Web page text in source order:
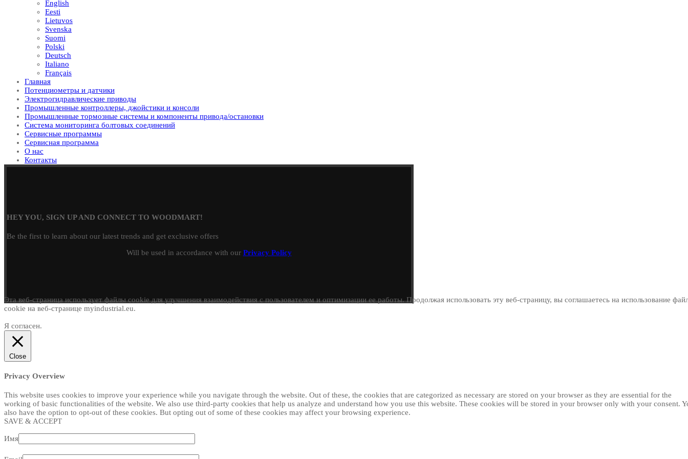
English
Eesti
Lietuvos
Svenska
Suomi
Polski
Deutsch
Italiano
Français
Главная
Потенциометры и датчики
Электрогидравлические приводы
Промышленные контроллеры, джойстики и консоли
Промышленные тормозные системы и компоненты привода/остановки
Система мониторинга болтовых соединений
Сервисные программы
Сервисная программа
О нас
Контакты
HEY YOU, SIGN UP AND CONNECT TO WOODMART!
Be the first to learn about our latest trends and get exclusive offers
Will be used in accordance with our Privacy Policy
Эта веб-страница использует файлы cookie для улучшения взаимодействия с пользователем и оптимизации ее работы. Продолжая использовать эту веб-страницу, вы соглашаетесь на использование
cookie на веб-странице myindustrial.eu.
Я согласен.
Close
Privacy Overview
This website uses cookies to improve your experience while you navigate through the website. Out of these, the cookies that are categorized as necessary are stored on your browser as they are essential for the
working of basic functionalities of the website. We also use third-party cookies that help us analyze and understand how you use this website. These cookies will be stored in your browser only with your consent.
also have the option to opt-out of these cookies. But opting out of some of these cookies may affect your browsing experience.
SAVE & ACCEPT
Имя